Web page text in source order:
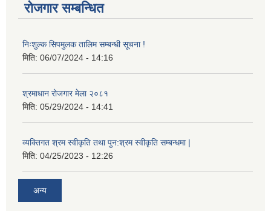
रोजगार सम्बन्धित
निःशुल्क सिपमुलक तालिम सम्बन्धी सूचना !
मिति: 06/07/2024 - 14:16
श्रमाधान रोजगार मेला २०८१
मिति: 05/29/2024 - 14:41
व्यक्तिगत श्रम स्वीकृति तथा पुन:श्रम स्वीकृति सम्बन्धमा |
मिति: 04/25/2023 - 12:26
अन्य